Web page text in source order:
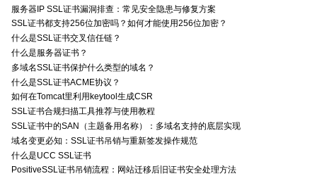
服务器IP SSL证书漏洞排查：常见安全隐患与修复方案
SSL证书都支持256位加密吗？如何才能使用256位加密？
什么是SSL证书交叉信任链？
什么是服务器证书？
多域名SSL证书保护什么类型的域名？
什么是SSL证书ACME协议？
如何在Tomcat里利用keytool生成CSR
SSL证书合规扫描工具推荐与使用教程
SSL证书中的SAN（主题备用名称）：多域名支持的底层实现
域名变更必知：SSL证书吊销与重新签发操作规范
什么是UCC SSL证书
PositiveSSL证书吊销流程：网站迁移后旧证书安全处理方法